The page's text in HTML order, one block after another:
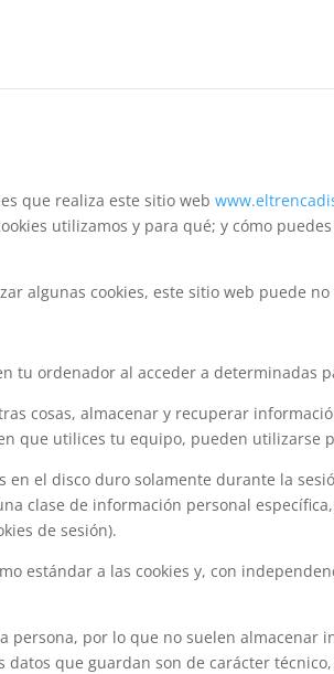
que realiza este sitio web
utilizamos y para qué; y cómo
algunas cookies, este sitio web puede
tu ordenador al acceder a determinadas
cosas, almacenar y recuperar
que utilices tu equipo, pueden utilizarse
en el disco duro solamente durante la
clase de información personal
de sesión).
estándar a las cookies y, con
persona, por lo que no suelen
datos que guardan son de carácter